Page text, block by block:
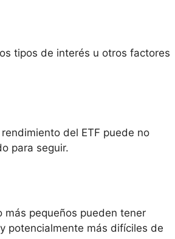
tipos de interés u otros factores
del ETF puede no
para seguir.
más pequeños pueden tener
potencialmente más difíciles de